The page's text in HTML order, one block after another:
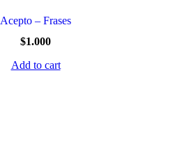
Acepto – Frases
$1.000
Add to cart